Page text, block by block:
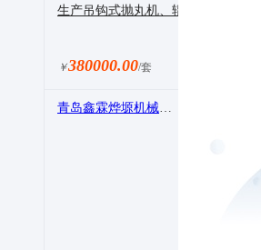
生产吊钩式抛丸机、辊道通过式抛丸
￥380000.00/套
青岛鑫霖烨塬机械有限公司